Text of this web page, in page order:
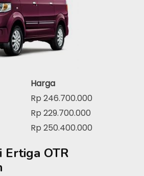
Harga
Rp 246.700.000
Rp 229.700.000
Rp 250.400.000
Ertiga OTR